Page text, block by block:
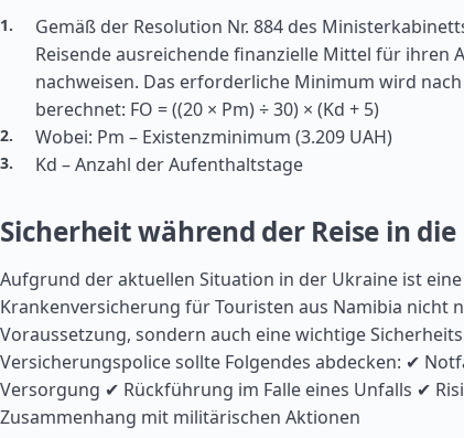
Gemäß der Resolution Nr. 884 des
Reisende ausreichende finanzielle Mittel für ihren
nachweisen. Das erforderliche Minimum wird
berechnet: FO = ((20 × Pm) ÷ 30) × (Kd + 5)
Wobei: Pm – Existenzminimum (3.209 UAH)
Kd – Anzahl der Aufenthaltstage
Sicherheit während der Reise in
Aufgrund der aktuellen Situation in der Ukraine ist eine
Krankenversicherung für Touristen aus Namibia nicht
Voraussetzung, sondern auch eine wichtige
Versicherungspolice sollte Folgendes abdecken: ✔
Versorgung ✔ Rückführung im Falle eines Unfalls ✔
Zusammenhang mit militärischen Aktionen